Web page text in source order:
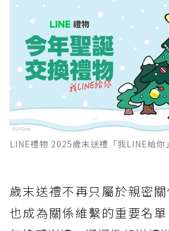
LINE禮物 2025歲末送禮「我LINE給你
歲末送禮不再只屬於親密關
也成為關係維繫的重要名